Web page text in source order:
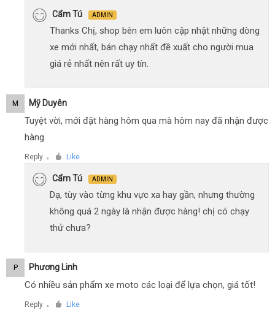
Cẩm Tú ADMIN
Thanks Chị, shop bên em luôn cập nhật những dòng
xe mới nhất, bán chạy nhất đề xuất cho người mua
giá rẻ nhất nên rất uy tín.
M Mỹ Duyên
Tuyệt vời, mới đặt hàng hôm qua mà hôm nay đã nhận được
hàng.
Reply ● Like
Cẩm Tú ADMIN
Dạ, tùy vào từng khu vực xa hay gần, nhưng thường
không quá 2 ngày là nhận được hàng! chị có chạy
thử chưa?
P Phương Linh
Có nhiều sản phẩm xe moto các loại để lựa chọn, giá tốt!
Reply ● Like